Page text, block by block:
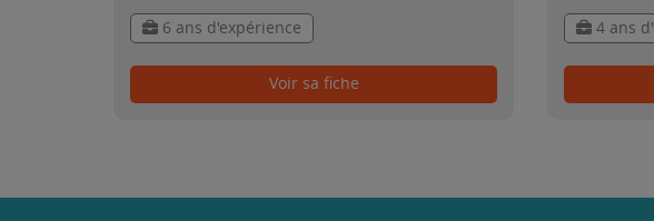
6 ans d'expérience
Voir sa fiche
4 ans